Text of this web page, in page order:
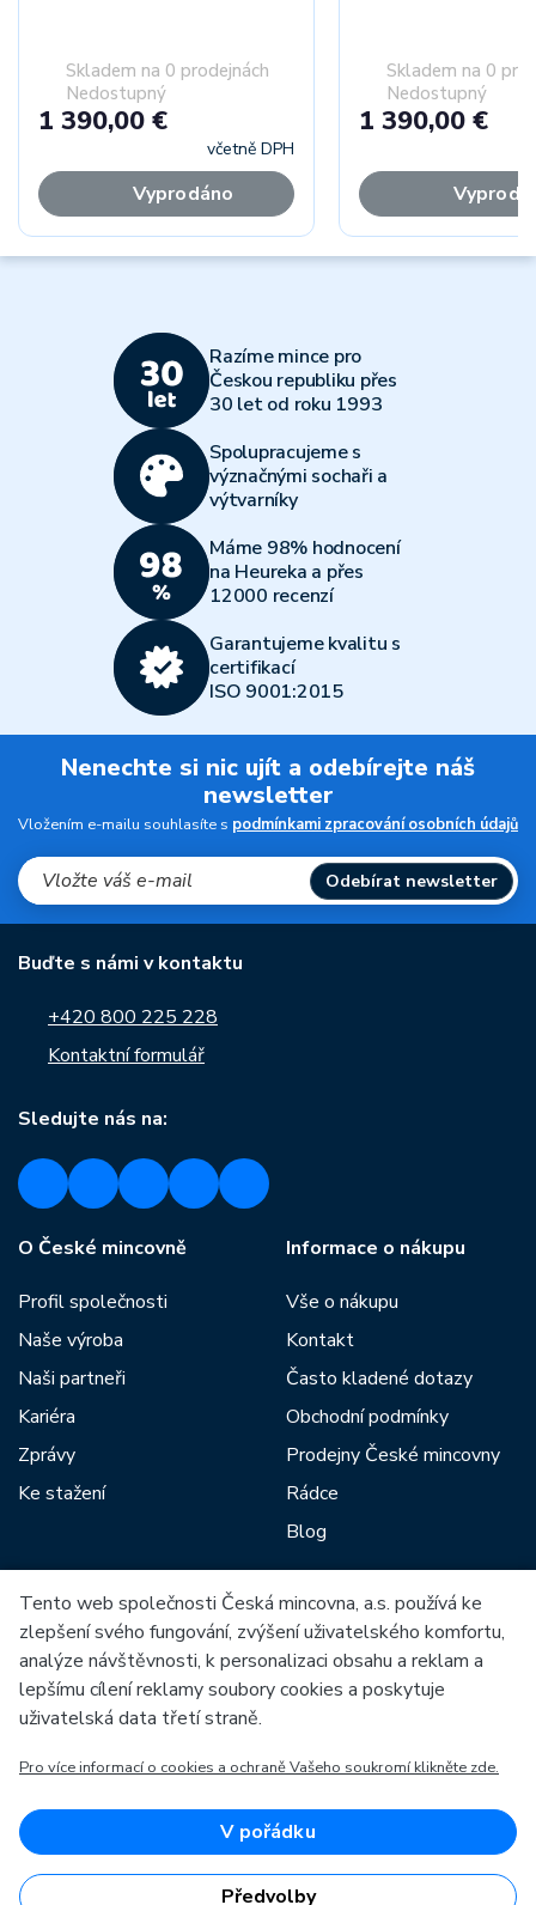
Skladem na 0 prodejnách
Nedostupný
1 390,00 €
včetně DPH
Vyprodáno
Skladem na 0
Nedostupný
1 390,00 €
Razíme mince pro
Českou republiku přes
30 let od roku 1993
Spolupracujeme s
význačnými sochaři a
výtvarníky
Máme 98% hodnocení
na Heureka a přes
12000 recenzí
Garantujeme kvalitu s
certifikací
ISO 9001:2015
Nenechte si nic ujít a odebírejte náš
newsletter
Vložením e-mailu souhlasíte s podmínkami zpracování osobních údajů
Odebírat newsletter
Buďte s námi v kontaktu
+420 800 225 228
Kontaktní formulář
Sledujte nás na:
O České mincovně
Profil společnosti
Naše výroba
Naši partneři
Kariéra
Zprávy
Ke stažení
Informace o nákupu
Vše o nákupu
Kontakt
Často kladené dotazy
Obchodní podmínky
Prodejny České mincovny
Rádce
Blog
Mezi naše partnery patří:
Evropská unie
OP Podnikání a inovace pro konkurenceschopnost
Evropský fond pro regionální rozvoj
Tento web společnosti Česká mincovna, a.s. používá ke
zlepšení svého fungování, zvýšení uživatelského komfortu,
analýze návštěvnosti, k personalizaci obsahu a reklam a
lepšímu cílení reklamy soubory cookies a poskytuje
uživatelská data třetí straně.
Pro více informací o cookies a ochraně Vašeho soukromí klikněte zde.
V pořádku
Předvolby